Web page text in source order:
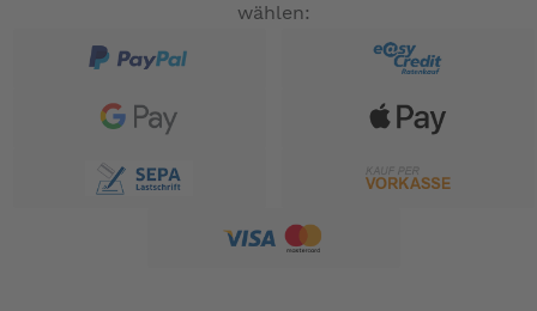
WMC "Fylgran 1" W/A6069 steering tube, 224mm
Bremse V.R.:
wählen: